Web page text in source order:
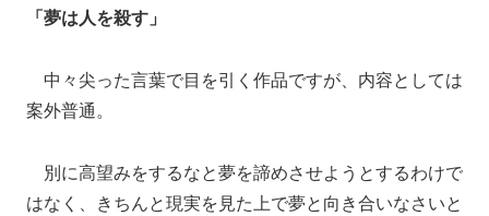
「夢は人を殺す」
中々尖った言葉で目を引く作品ですが、内容としては
案外普通。
別に高望みをするなと夢を諦めさせようとするわけで
はなく、きちんと現実を見た上で夢と向き合いなさいと